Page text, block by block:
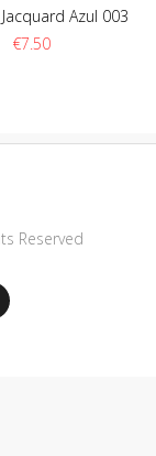
Azul 003
€7.50
Reserved